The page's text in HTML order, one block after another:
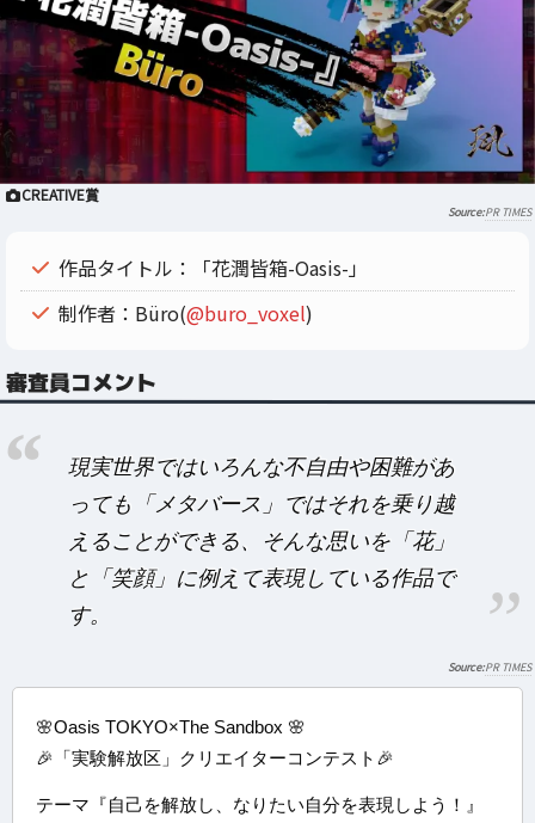
CREATIVE賞
PR TIMES
作品タイトル：「花潤皆箱-Oasis-」
制作者：Büro(@buro_voxel)
審査員コメント
現実世界ではいろんな不自由や困難があ
っても「メタバース」ではそれを乗り越
えることができる、そんな思いを「花」
と「笑顔」に例えて表現している作品で
す。
PR TIMES
🌸Oasis TOKYO×The Sandbox 🌸
🎉「実験解放区」クリエイターコンテスト🎉
テーマ『自己を解放し、なりたい自分を表現しよう！』